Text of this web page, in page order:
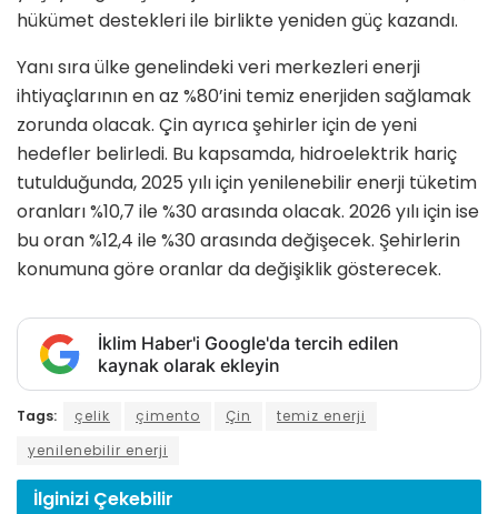
hükümet destekleri ile birlikte yeniden güç kazandı.
Yanı sıra ülke genelindeki veri merkezleri enerji
ihtiyaçlarının en az %80’ini temiz enerjiden sağlamak
zorunda olacak. Çin ayrıca şehirler için de yeni
hedefler belirledi. Bu kapsamda, hidroelektrik hariç
tutulduğunda, 2025 yılı için yenilenebilir enerji tüketim
oranları %10,7 ile %30 arasında olacak. 2026 yılı için ise
bu oran %12,4 ile %30 arasında değişecek. Şehirlerin
konumuna göre oranlar da değişiklik gösterecek.
İklim Haber'i Google'da tercih edilen
kaynak olarak ekleyin
Tags: çelik çimento Çin
temiz enerji
yenilenebilir enerji
İlginizi Çekebilir